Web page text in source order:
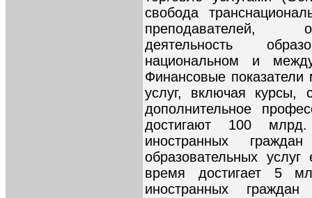
свобода
преподавателей,
деятельность
национальном и
Финансовые показатели
услуг, включая курсы,
дополнительное
достигают 100
иностранных
образовательных
время достигает 5
иностранных